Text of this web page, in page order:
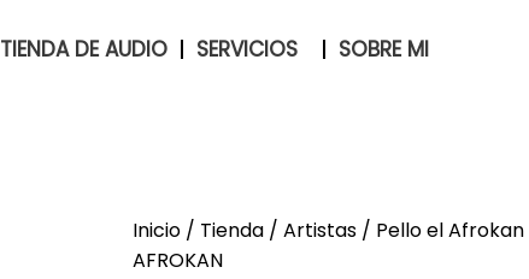
TIENDA DE AUDIO SERVICIOS SOBRE MI
Inicio / Tienda / Artistas / Pello el Afrokan
AFROKAN